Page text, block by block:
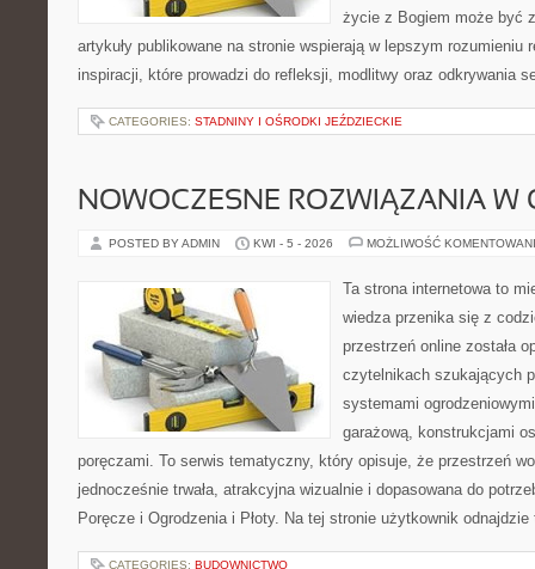
życie z Bogiem może być
artykuły publikowane na stronie wspierają w lepszym rozumieniu
inspiracji, które prowadzi do refleksji, modlitwy oraz odkrywania
CATEGORIES: STADNINY I OŚRODKI JEŹDZIECKIE
NOWOCZESNE ROZWIĄZANIA W
POSTED BY ADMIN KWI - 5 - 2026 MOŻLIWOŚĆ
Ta strona internetowa to
wiedza przenika się z
przestrzeń online została
czytelnikach szukających
systemami
garażową, konstrukcjami
poręczami. To serwis tematyczny, który opisuje, że przestrzeń
jednocześnie trwała, atrakcyjna wizualnie i dopasowana do
Poręcze i Ogrodzenia i Płoty. Na tej stronie użytkownik
CATEGORIES: BUDOWNICTWO